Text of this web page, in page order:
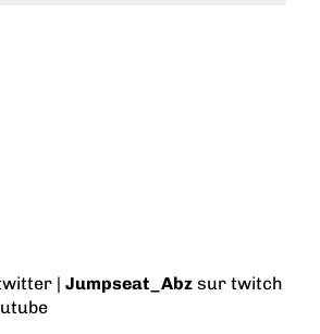
|Jumpseat_Abz sur twitch